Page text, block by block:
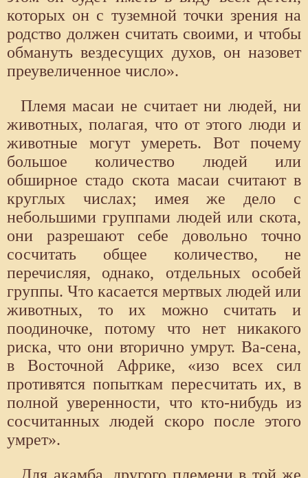
которых он с туземной точки зрения на
родство должен считать своими, и чтобы
обмануть вездесущих духов, он назовет
преувеличенное число».
Племя масаи не считает ни людей, ни
животных, полагая, что от этого люди и
животные могут умереть. Вот почему
большое количество людей или
обширное стадо скота масаи считают в
круглых числах; имея же дело с
небольшими группами людей или скота,
они разрешают себе довольно точно
сосчитать общее количество, не
перечисляя, однако, отдельных особей
группы. Что касается мертвых людей или
животных, то их можно считать и
поодиночке, потому что нет никакого
риска, что они вторично умрут. Ва-сена,
в Восточной Африке, «изо всех сил
противятся попыткам пересчитать их, в
полной уверенности, что кто-нибудь из
сосчитанных людей скоро после этого
умрет».